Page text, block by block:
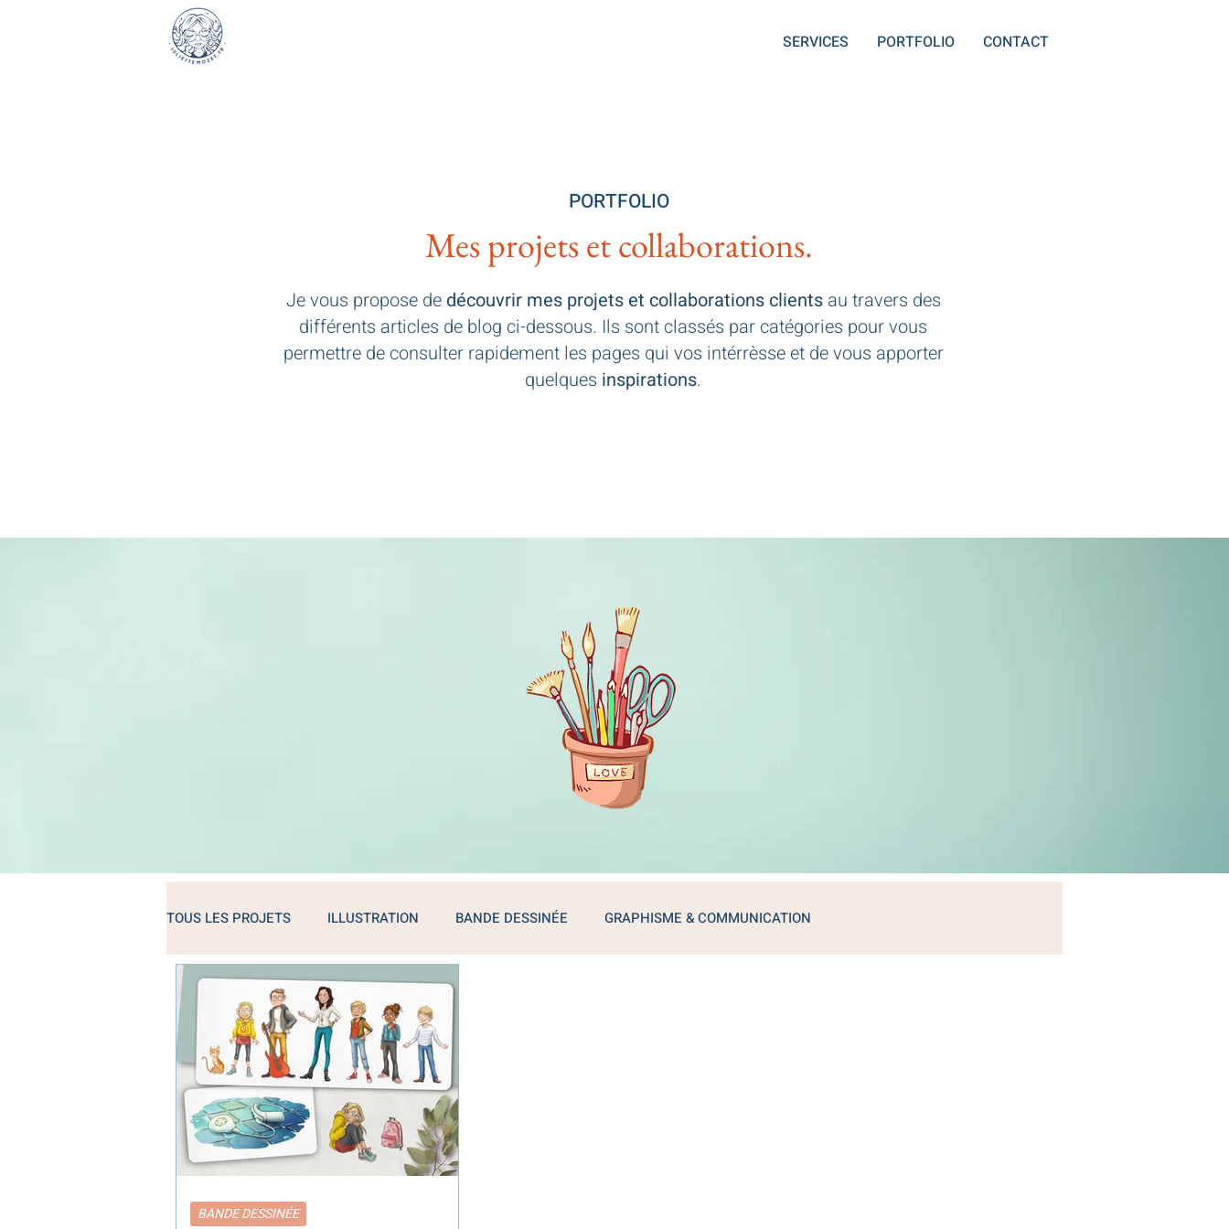
SERVICES PORTFOLIO CONTACT
PORTFOLIO
Mes projets et collaborations.
Je vous propose de découvrir mes projets et collaborations clientsau travers des
différents articles de blog ci-dessous. Ils sont classés par catégories pour vous
permettre de consulter rapidement les pages qui vos intérrèsse et de vous apporter
quelques inspirations.
TOUS LES PROJETS ILLUSTRATION BANDE DESSINÉE GRAPHISME & COMMUNICATION
BANDE DESSINÉE